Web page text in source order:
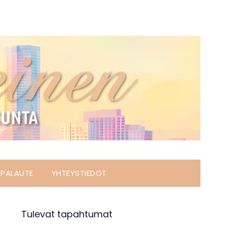
PALAUTE YHTEYSTIEDOT
Tulevat tapahtumat